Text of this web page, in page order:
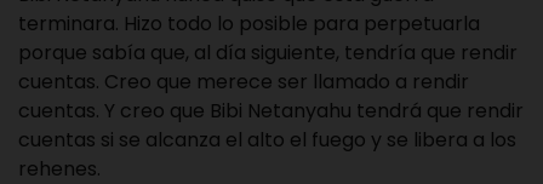
terminara. Hizo todo lo posible para perpetuarla
porque sabía que, al día siguiente, tendría que rendir
cuentas. Creo que merece ser llamado a rendir
cuentas. Y creo que Bibi Netanyahu tendrá que rendir
cuentas si se alcanza el alto el fuego y se libera a los
rehenes.